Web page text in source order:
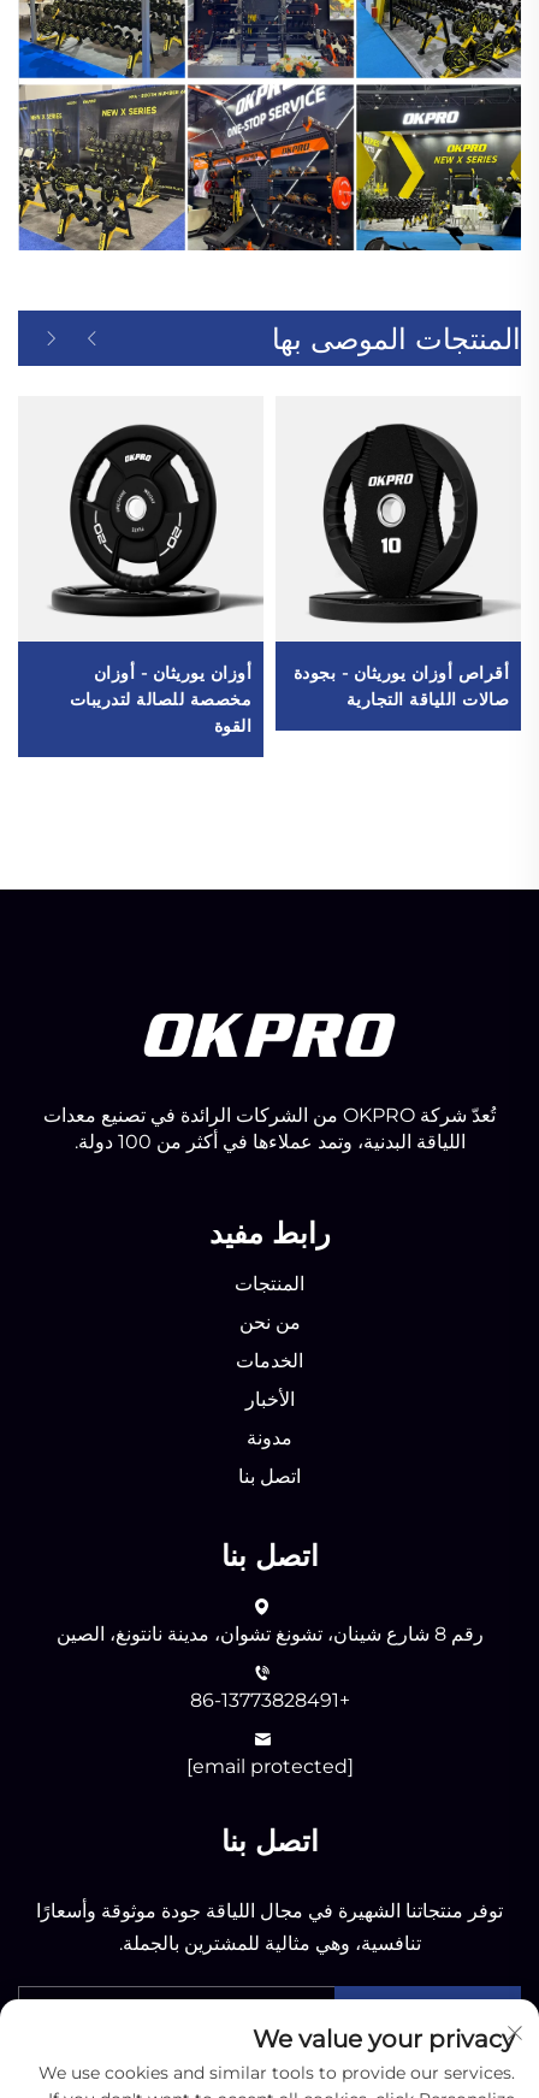
المنتجات الموصى بها
أقراص أوزان يوريثان - بجودة
صالات اللياقة التجارية
أوزان يوريثان - أوزان
مخصصة للصالة لتدريبات
القوة
تُعدّ شركة OKPRO من الشركات الرائدة في تصنيع معدات
اللياقة البدنية، وتمد عملاءها في أكثر من 100 دولة.
رابط مفيد
المنتجات
من نحن
الخدمات
الأخبار
مدونة
اتصل بنا
اتصل بنا
رقم 8 شارع شينان، تشونغ تشوان، مدينة نانتونغ، الصين
+86-13773828491
[email protected]
اتصل بنا
توفر منتجاتنا الشهيرة في مجال اللياقة جودة موثوقة وأسعارًا
تنافسية، وهي مثالية للمشترين بالجملة.
We value your privacy
We use cookies and similar tools to provide our services.